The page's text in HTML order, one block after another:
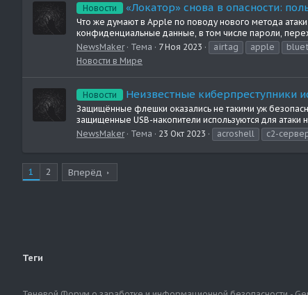
Новости «Локатор» снова в опасности:
Что же думают в Apple по поводу нового метода
конфиденциальные данные, в том числе пароли,
NewsMaker
Тема 7 Ноя 2023 airtag apple
Новости в Мире
Новости Неизвестные киберпреступники
Защищённые флешки оказались не такими уж
защищенные USB-накопители используются для атаки
NewsMaker
Тема 23 Окт 2023 acroshell c2-
1 2 Вперёд
Теги